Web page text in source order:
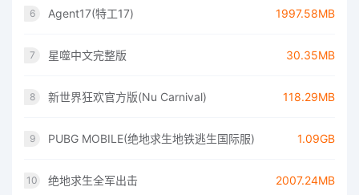
6 Agent17(特工17) 1997.58MB
7 星噬中文完整版 30.35MB
8 新世界狂欢官方版(Nu Carnival) 118.29MB
9 PUBG MOBILE(绝地求生地铁逃生国际服) 1.09GB
10 绝地求生全军出击 2007.24MB